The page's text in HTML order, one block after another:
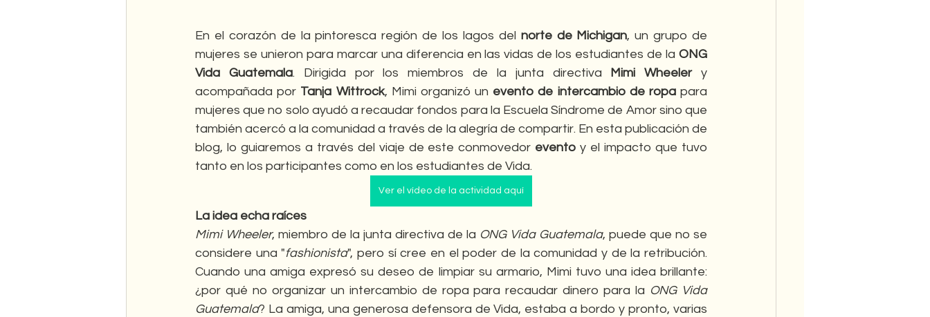
En el corazón de la pintoresca región de los lagos del norte de Michigan, un grupo de
mujeres se unieron para marcar una diferencia en las vidas de los estudiantes de la ONG
Vida Guatemala. Dirigida por los miembros de la junta directiva Mimi Wheeler y
acompañada por Tanja Wittrock, Mimi organizó un evento de intercambio de ropa para
mujeres que no solo ayudó a recaudar fondos para la Escuela Síndrome de Amor sino que
también acercó a la comunidad a través de la alegría de compartir. En esta publicación de
blog, lo guiaremos a través del viaje de este conmovedor evento y el impacto que tuvo
tanto en los participantes como en los estudiantes de Vida.
Ver el vídeo de la actividad aquí
La idea echa raíces
Mimi Wheeler, miembro de la junta directiva de la ONG Vida Guatemala, puede que no se
considere una "fashionista", pero sí cree en el poder de la comunidad y de la retribución.
Cuando una amiga expresó su deseo de limpiar su armario, Mimi tuvo una idea brillante:
¿por qué no organizar un intercambio de ropa para recaudar dinero para la ONG Vida
Guatemala? La amiga, una generosa defensora de Vida, estaba a bordo y pronto, varias